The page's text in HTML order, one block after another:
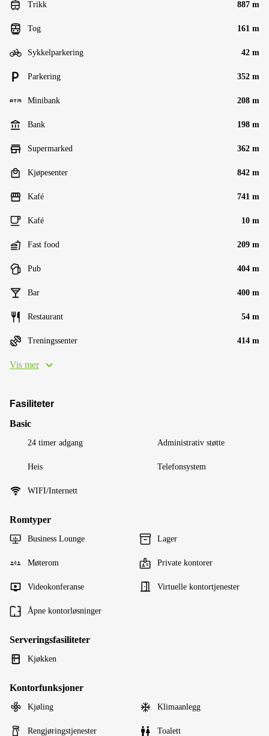
Trikk 887 m
Tog 161 m
Sykkelparkering 42 m
Parkering 352 m
Minibank 208 m
Bank 198 m
Supermarked 362 m
Kjøpesenter 842 m
Kafé 741 m
Kafé 10 m
Fast food 209 m
Pub 404 m
Bar 400 m
Restaurant 54 m
Treningssenter 414 m
Vis mer
Fasiliteter
Basic
24 timer adgang Administrativ støtte
Heis Telefonsystem
WIFI/Internett
Romtyper
Business Lounge Lager
Møterom Private kontorer
Videokonferanse Virtuelle kontortjenester
Åpne kontorløsninger
Serveringsfasiliteter
Kjøkken
Kontorfunksjoner
Kjøling Klimaanlegg
Rengjøringstjenester Toalett